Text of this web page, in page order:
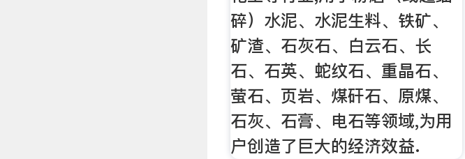
碎）水泥、水泥生料、铁矿、
矿渣、石灰石、白云石、长
石、石英、蛇纹石、重晶石、
萤石、页岩、煤矸石、原煤、
石灰、石膏、电石等领域,为用
户创造了巨大的经济效益.